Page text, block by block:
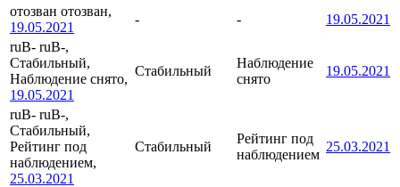
отозван отозван,
19.05.2021
- -
19.05.2021
ruB- ruB-,
Стабильный,
Наблюдение снято,
19.05.2021
Стабильный
Наблюдение
снято
19.05.2021
ruB- ruB-,
Стабильный,
Рейтинг под
наблюдением,
25.03.2021
Стабильный
Рейтинг под
наблюдением
25.03.2021